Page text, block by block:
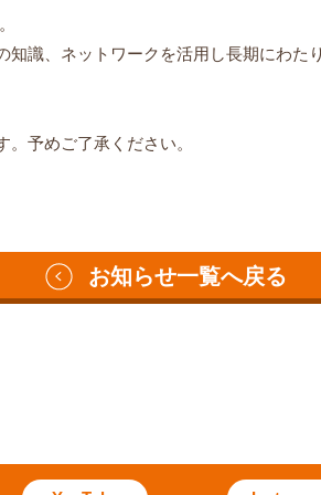
識、ネットワークを活用し長期にわた
予めご了承ください。
お知らせ一覧へ戻る